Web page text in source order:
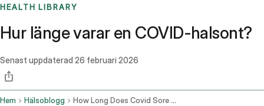
HEALTH LIBRARY
Hur länge varar en COVID-halsont?
Senast uppdaterad 26 februari 2026
Hem Hälsoblogg How Long Does Covid Sore Throat Last